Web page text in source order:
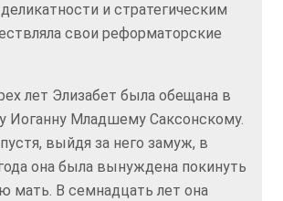
и стратегическим
свои реформаторские
лет Элизабет была обещана в
Иоганну Младшему Саксонскому.
выйдя за него замуж, в
она была вынуждена покинуть
мать. В семнадцать лет она